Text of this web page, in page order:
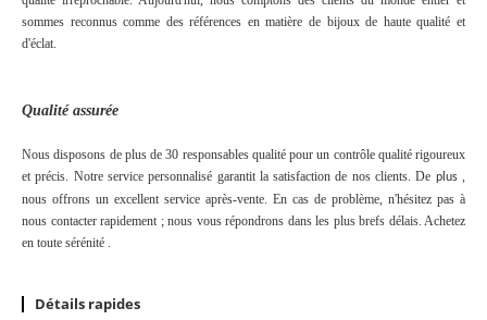
sommes reconnus comme des références en matière de bijoux de haute qualité et
d'éclat.
Qualité assurée
Nous disposons de plus de 30 responsables qualité pour un contrôle qualité rigoureux
et précis. Notre service personnalisé garantit la satisfaction de nos clients. De plus ,
nous offrons un excellent service après-vente. En cas de problème, n'hésitez pas à
nous contacter rapidement ; nous vous répondrons dans les plus brefs délais. Achetez
en toute sérénité .
Détails rapides